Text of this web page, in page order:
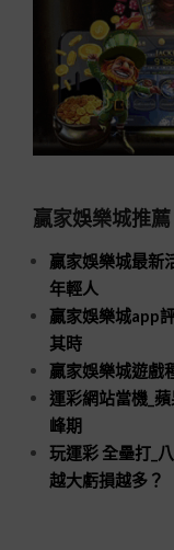
贏家娛樂城推薦
贏家娛樂城最新
年輕人
贏家娛樂城app
其時
贏家娛樂城遊戲
運彩網站當機_
峰期
玩運彩 全壘打_
越大虧損越多？